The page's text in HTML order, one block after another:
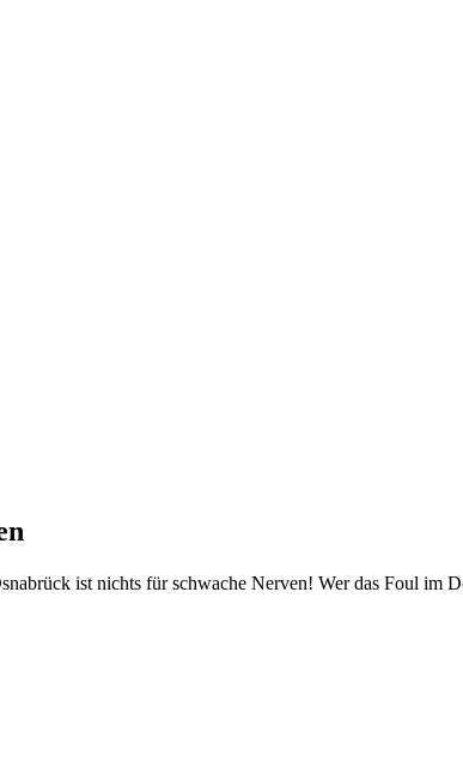
ist nichts für schwache Nerven! Wer das Foul im